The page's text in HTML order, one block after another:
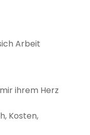
Arbeit
ihrem Herz
Kosten,